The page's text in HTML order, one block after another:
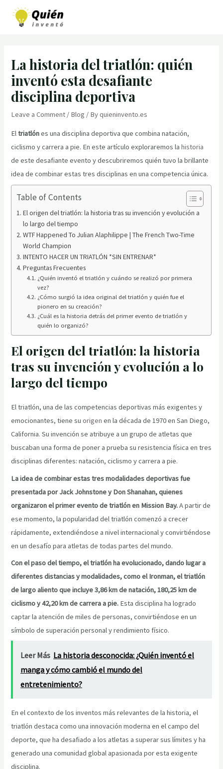
La historia del triatlón: quién
inventó esta desafiante
disciplina deportiva
Leave a Comment / Blog / Byquieninvento.es
Eltriatlónes una disciplina deportiva que combina natación,
ciclismo y carrera a pie. En este artículo exploraremos lahistoria
de este desafiante evento y descubriremos quién tuvo la brillante
idea de combinar estas tres disciplinas en una competencia única.
Table of Contents
El origen del triatlón: la historia tras su invención y evolución a
lo largo del tiempo
WTF Happened To Julian Alaphilippe | The French Two-Time
World Champion
INTENTO HACER UN TRIATLÓN *SIN ENTRENAR*
Preguntas Frecuentes
¿Quién inventó el triatlón y cuándo se realizó por primera
vez?
¿Cómo surgió la idea original del triatlón y quién fue el
pionero en su creación?
¿Cuál es la historia detrás del primer evento de triatlón y
quién lo organizó?
El origen del triatlón: la historia
tras su invención y evolución a lo
largo del tiempo
El triatlón, una de las competencias deportivas más exigentes y
emocionantes, tiene suorigen en la década de 1970 en San Diego,
California. Su invención se atribuye a un grupo de atletas que
buscaban una forma de poner a prueba su resistencia física en tres
disciplinas diferentes: natación, ciclismo y carrera a pie.
La idea de combinar estas tres modalidades deportivas fue
presentada por Jack Johnstone y Don Shanahan, quienes
organizaron el primer evento de triatlón en Mission Bay.A partir de
ese momento, la popularidad del triatlón comenzó a crecer
rápidamente, extendiéndose a nivel internacional y convirtiéndose
en un desafío para atletas de todas partes del mundo.
Con el paso del tiempo, el triatlón ha evolucionado, dando lugar a
diferentes distancias y modalidades, como el Ironman, el triatlón
de largo aliento que incluye 3,86 km de natación, 180,25 km de
ciclismo y 42,20 km de carrera a pie. Esta disciplina ha logrado
captar la atención de miles de personas, convirtiéndose en un
símbolo de superación personal y rendimiento físico.
Leer Más La historia desconocida: ¿Quién inventó el
manga y cómo cambió el mundo del
entretenimiento?
En el contexto de los inventos más relevantes de la historia, el
triatlón destaca como una innovación moderna en el campo del
deporte, que ha desafiado a los atletas a superar sus límites y ha
generado una comunidad global apasionada por esta exigente
disciplina.